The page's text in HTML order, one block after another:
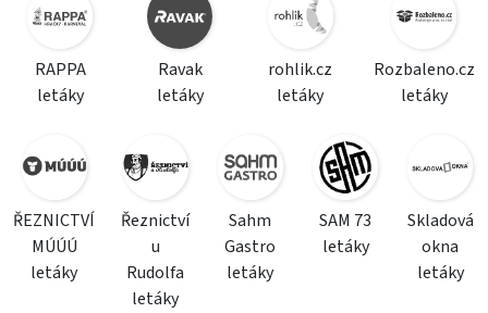
RAPPA
letáky
Ravak
letáky
rohlik.cz
letáky
Rozbaleno.cz
letáky
ŘEZNICTVÍ
MÚÚÚ
letáky
Řeznictví
u
Rudolfa
letáky
Sahm
Gastro
letáky
SAM 73
letáky
Skladová
okna
letáky